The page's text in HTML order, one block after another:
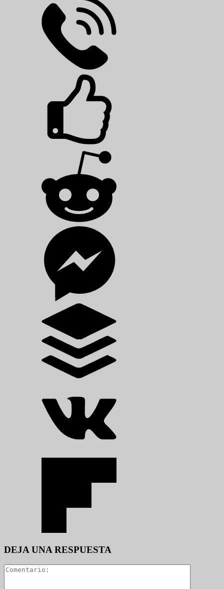
DEJA UNA RESPUESTA